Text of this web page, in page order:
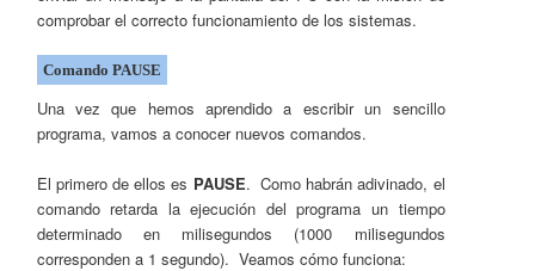
comprobar el correcto funcionamiento de los sistemas.
Comando PAUSE
Una vez que hemos aprendido a escribir un sencillo
programa, vamos a conocer nuevos comandos.
El primero de ellos es PAUSE. Como habrán adivinado, el
comando retarda la ejecución del programa un tiempo
determinado en milisegundos (1000 milisegundos
corresponden a 1 segundo). Veamos cómo funciona: